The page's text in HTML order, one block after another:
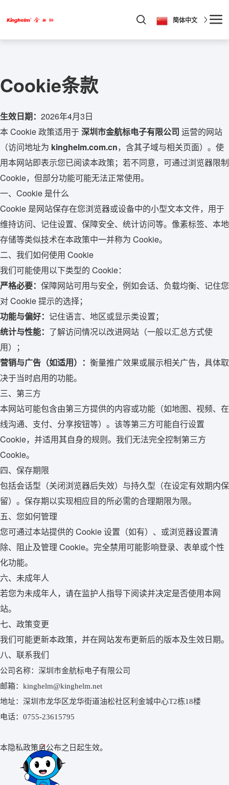
简体中文
Cookie条款
生效日期： 2026年4月3日
本 Cookie 政策适用于深圳市金航标电子有限公司 运营的网站
（访问地址为 kinghelm.com.cn，含其子域与相关页面）。使
用本网站即表示您已阅读本政策；若不同意，可通过浏览器限制
Cookie，但部分功能可能无法正常使用。
一、Cookie 是什么
Cookie 是网站保存在您浏览器或设备中的小型文本文件，用于
维持访问、记住设置、保障安全、统计访问等。像素标签、本地
存储等类似技术在本政策中一并称为 Cookie。
二、我们如何使用 Cookie
我们可能使用以下类型的 Cookie：
严格必要： 保障网站可用与安全，例如会话、负载均衡、记住您
对 Cookie 提示的选择；
功能与偏好： 记住语言、地区或显示类设置；
统计与性能： 了解访问情况以改进网站（一般以汇总方式使
用）；
营销与广告（如适用）： 衡量推广效果或展示相关广告，具体取
决于当时启用的功能。
三、第三方
本网站可能包含由第三方提供的内容或功能（如地图、视频、在
线沟通、支付、分享按钮等）。该等第三方可能自行设置
Cookie，并适用其自身的规则。我们无法完全控制第三方
Cookie。
四、保存期限
包括会话型（关闭浏览器后失效）与持久型（在设定有效期内保
留）。保存期以实现相应目的所必需的合理期限为限。
五、您如何管理
您可通过本站提供的 Cookie 设置（如有）、或浏览器设置清
除、阻止及管理 Cookie。完全禁用可能影响登录、表单或个性
化功能。
六、未成年人
若您为未成年人，请在监护人指导下阅读并决定是否使用本网
站。
七、政策变更
我们可能更新本政策，并在网站发布更新后的版本及生效日期。
八、联系我们
公司名称：深圳市金航标电子有限公司
邮箱：kinghelm@kinghelm.net
地址：深圳市龙华区龙华街道油松社区利金城中心T2栋18楼
电话：0755-23615795
本隐私政策自公布之日起生效。